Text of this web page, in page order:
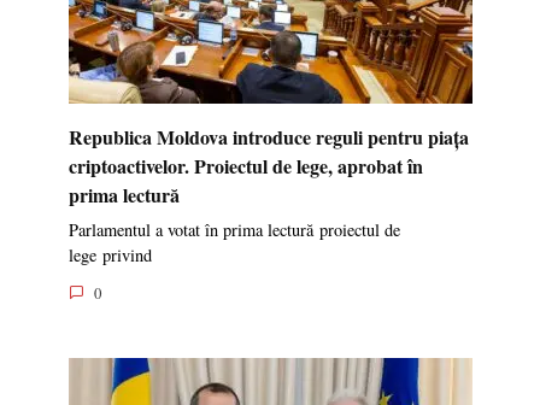
Republica Moldova introduce reguli pentru piața
criptoactivelor. Proiectul de lege, aprobat în
prima lectură
Parlamentul a votat în prima lectură proiectul de
lege privind
0